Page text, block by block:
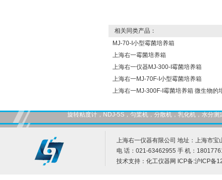
相关同类产品：
MJ-70-I小型霉菌培养箱
上海右一霉菌培养箱
上海右一仪器MJ-300-I霉菌培养箱
上海右一MJ-70F-I小型霉菌培养箱
上海右一MJ-300F-I霉菌培养箱 微生物的
旋转粘度计，NDJ-5S，匀桨机，分散机，乳化机，水分
上海右一仪器有限公司 地址：上海市宝
电 话：021-63462955 手 机：
技术支持： 化工仪器网 ICP备:沪ICP备